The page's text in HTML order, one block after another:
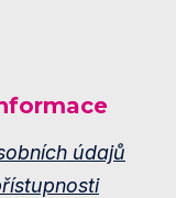
údajů